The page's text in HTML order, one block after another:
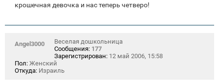
крошечная девочка и нас теперь четверо!
Angel3000
Веселая дошкольница
Сообщения: 177
Зарегистрирован: 12 май 2006, 15:58
Пол: Женский
Откуда: Израиль